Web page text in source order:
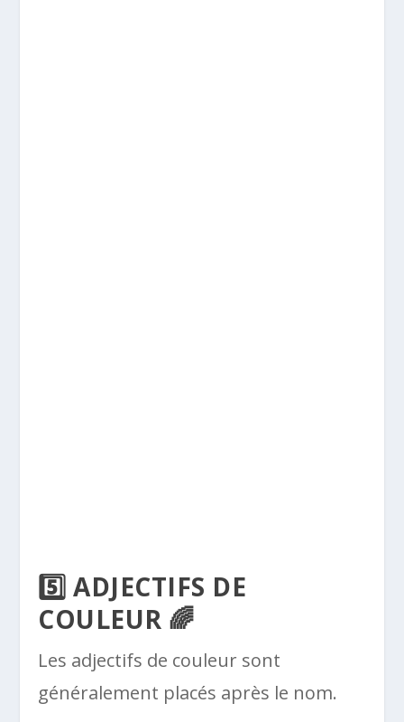
5️⃣ ADJECTIFS DE
COULEUR 🌈
Les adjectifs de couleur sont
généralement placés après le nom.